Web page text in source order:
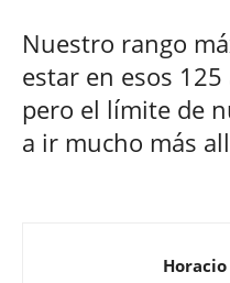
Nuestro rango
estar en esos
pero el límite de
a ir mucho más
Horacio